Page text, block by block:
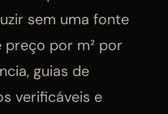
sem uma fonte
preço por m² por
guias de
verificáveis e